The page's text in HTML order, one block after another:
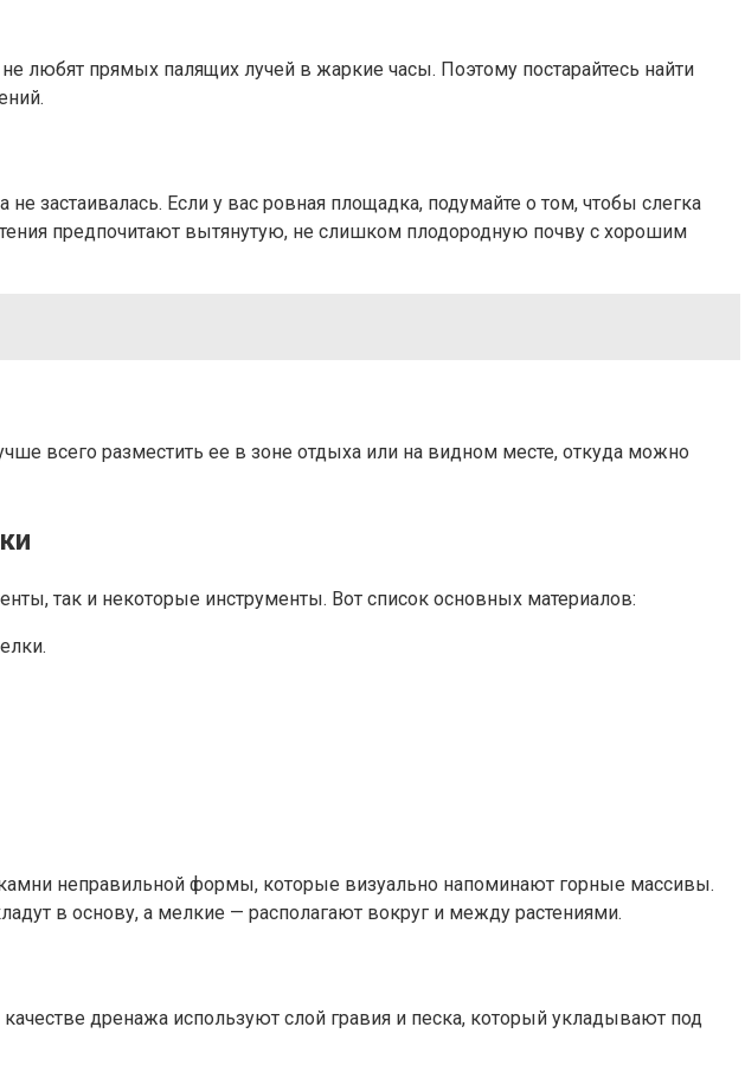
любят прямых палящих лучей в жаркие часы. Поэтому постарайтесь найти
застаивалась. Если у вас ровная площадка, подумайте о том, чтобы слегка
предпочитают вытянутую, не слишком плодородную почву с хорошим
всего разместить ее в зоне отдыха или на видном месте, откуда можно
так и некоторые инструменты. Вот список основных материалов:
неправильной формы, которые визуально напоминают горные массивы.
в основу, а мелкие — располагают вокруг и между растениями.
дренажа используют слой гравия и песка, который укладывают под